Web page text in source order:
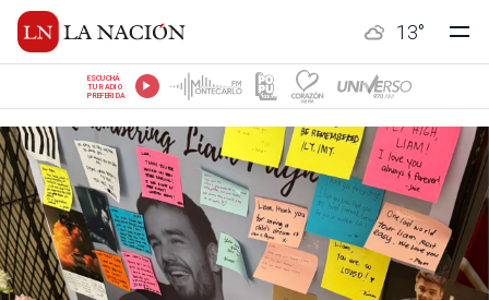
13°
ESCUCHÁ
TU RADIO
PREFERIDA